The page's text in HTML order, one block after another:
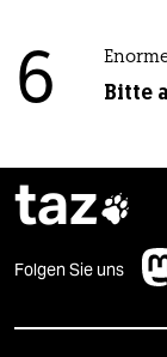
6 Bitte
taz
Folgen Sie uns